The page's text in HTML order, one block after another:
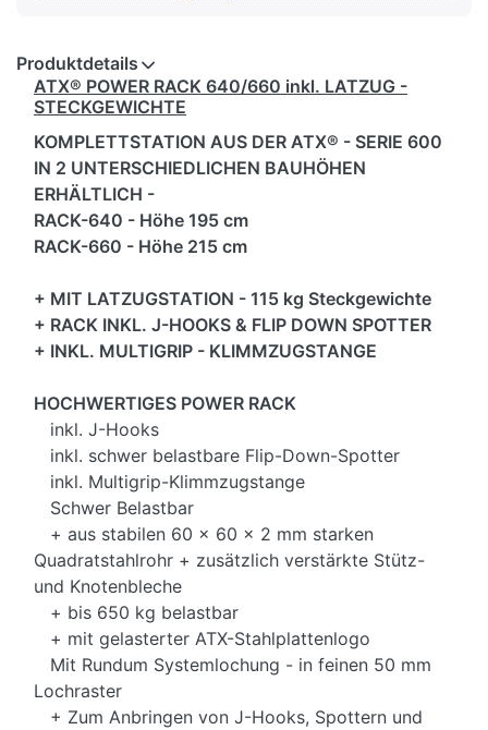
Produktdetails
ATX® POWER RACK 640/660 inkl. LATZUG -
STECKGEWICHTE
KOMPLETTSTATION AUS DER ATX® - SERIE 600
IN 2 UNTERSCHIEDLICHEN BAUHÖHEN
ERHÄLTLICH -
RACK-640 - Höhe 195 cm
RACK-660 - Höhe 215 cm
+ MIT LATZUGSTATION - 115 kg Steckgewichte
+ RACK INKL. J-HOOKS & FLIP DOWN SPOTTER
+ INKL. MULTIGRIP - KLIMMZUGSTANGE
HOCHWERTIGES POWER RACK
inkl. J-Hooks
inkl. schwer belastbare Flip-Down-Spotter
inkl. Multigrip-Klimmzugstange
Schwer Belastbar
+ aus stabilen 60 x 60 x 2 mm starken
Quadratstahlrohr + zusätzlich verstärkte Stütz-
und Knotenbleche
+ bis 650 kg belastbar
+ mit gelasterter ATX-Stahlplattenlogo
Mit Rundum Systemlochung - in feinen 50 mm
Lochraster
+ Zum Anbringen von J-Hooks, Spottern und